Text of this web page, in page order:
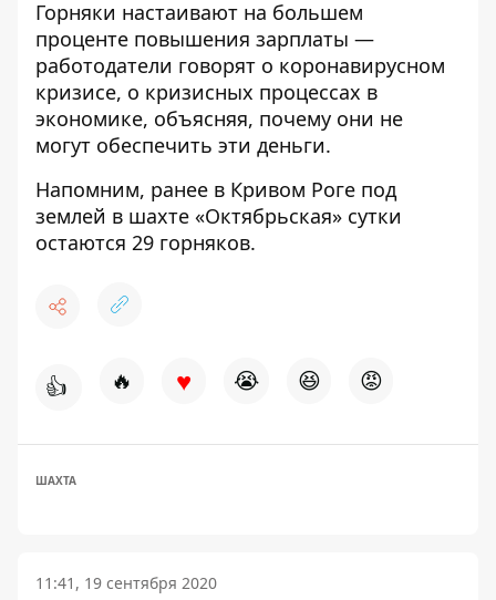
Горняки настаивают на большем
проценте повышения зарплаты —
работодатели говорят о коронавирусном
кризисе, о кризисных процессах в
экономике, объясняя, почему они не
могут обеспечить эти деньги.
Напомним, ранее в Кривом Роге под
землей в шахте «Октябрьская» сутки
остаются 29 горняков.
👍 🔥 ♥ 😭 😆 😡
ШАХТА
11:41, 19 сентября 2020